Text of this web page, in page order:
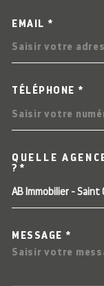
EMAIL *
TÉLÉPHONE *
QUELLE
?*
AB Immobilier - Saint
MESSAGE *